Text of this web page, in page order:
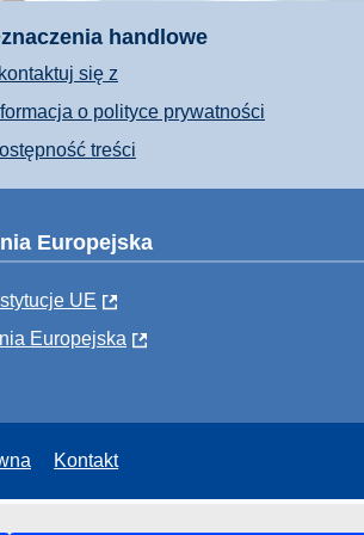
handlowe
się z
o polityce prywatności
treści
Europejska
UE
Europejska
Kontakt